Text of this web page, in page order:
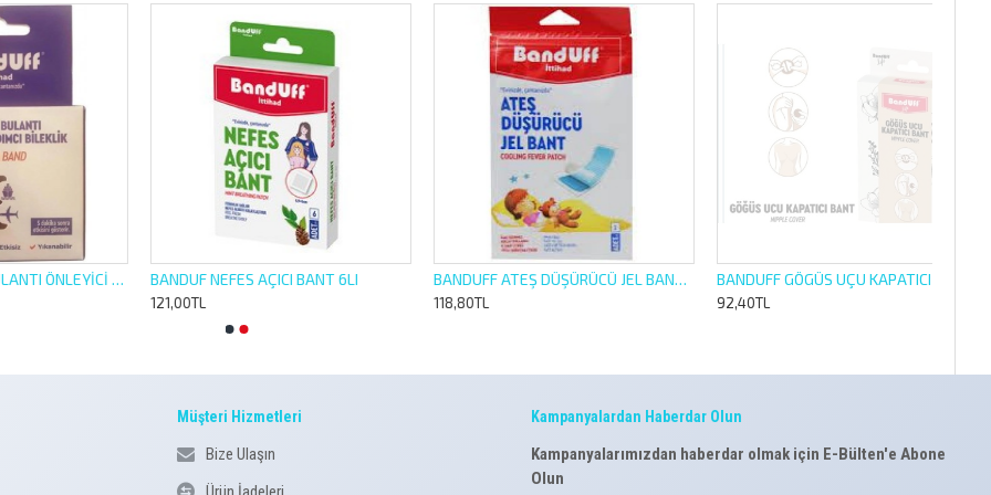
BANDUF KUSMA BULANTI ÖNLEYİCİ BİLEKLİK 1 ÇİFT BANDUF NEFES AÇICI BANT 6LI
121,00TL
BANDUFF ATEŞ DÜŞÜRÜCÜ JEL BANT 3 LÜ
118,80TL
BANDUFF GÖGÜS UÇU KAPATICI BANT 8 Lİ
92,40TL
Müşteri Hizmetleri
Bize Ulaşın
Kampanyalardan Haberdar Olun
Kampanyalarımızdan haberdar olmak için E-Bülten'e Abone
Olun